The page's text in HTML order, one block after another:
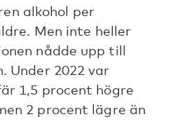
alkohol per
Men inte heller
nådde upp till
Under 2022 var
1,5 procent högre
2 procent lägre än